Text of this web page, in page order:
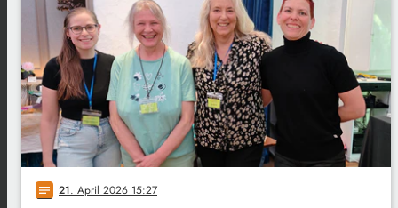
notes 21. April 2026 15:27